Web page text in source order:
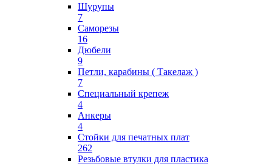
Шурупы
7
Саморезы
16
Дюбели
9
Петли, карабины ( Такелаж )
7
Специальный крепеж
4
Анкеры
4
Стойки для печатных плат
262
Резьбовые втулки для пластика